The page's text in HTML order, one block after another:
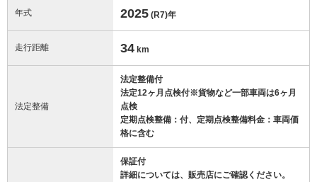
年式 2025 (R7)年
走行距離 34 km
法定整備
法定整備付
法定12ヶ月点検付※貨物など一部車両は6ヶ月
点検
定期点検整備：付、定期点検整備料金：車両価
格に含む
保証付
詳細については、販売店にご確認ください。